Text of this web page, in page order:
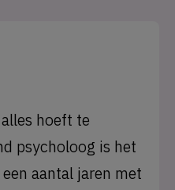
hoeft te
psycholoog is het
aantal jaren met